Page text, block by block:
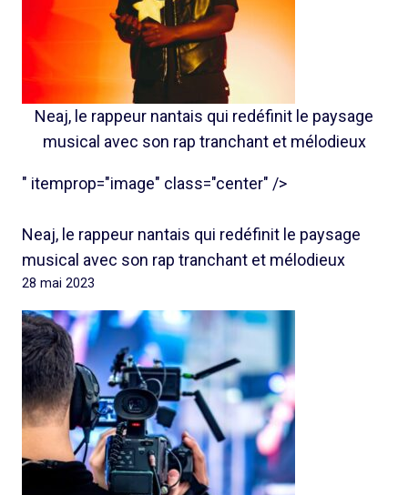
Neaj, le rappeur nantais qui redéfinit le paysage
musical avec son rap tranchant et mélodieux
" itemprop="image" class="center" />
Neaj, le rappeur nantais qui redéfinit le paysage
musical avec son rap tranchant et mélodieux
28 mai 2023